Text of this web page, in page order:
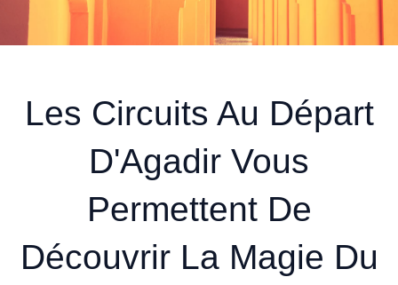
Les Circuits Au Départ
D'Agadir Vous
Permettent De
Découvrir La Magie Du